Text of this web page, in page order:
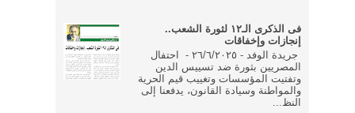
فى الذكرى الـ١٢ لثورة الشعب..
إنجازات وإخفاقات
جريدة الوفد - ٢٦/٦/٢٠٢٥ - احتفال
المصريين بثورة ضد تسييس الدين
وتفتيت المؤسسات وتغييب قيم الحرية
والمواطنة وسيادة القانون، يدفعنا إلى
النظ...